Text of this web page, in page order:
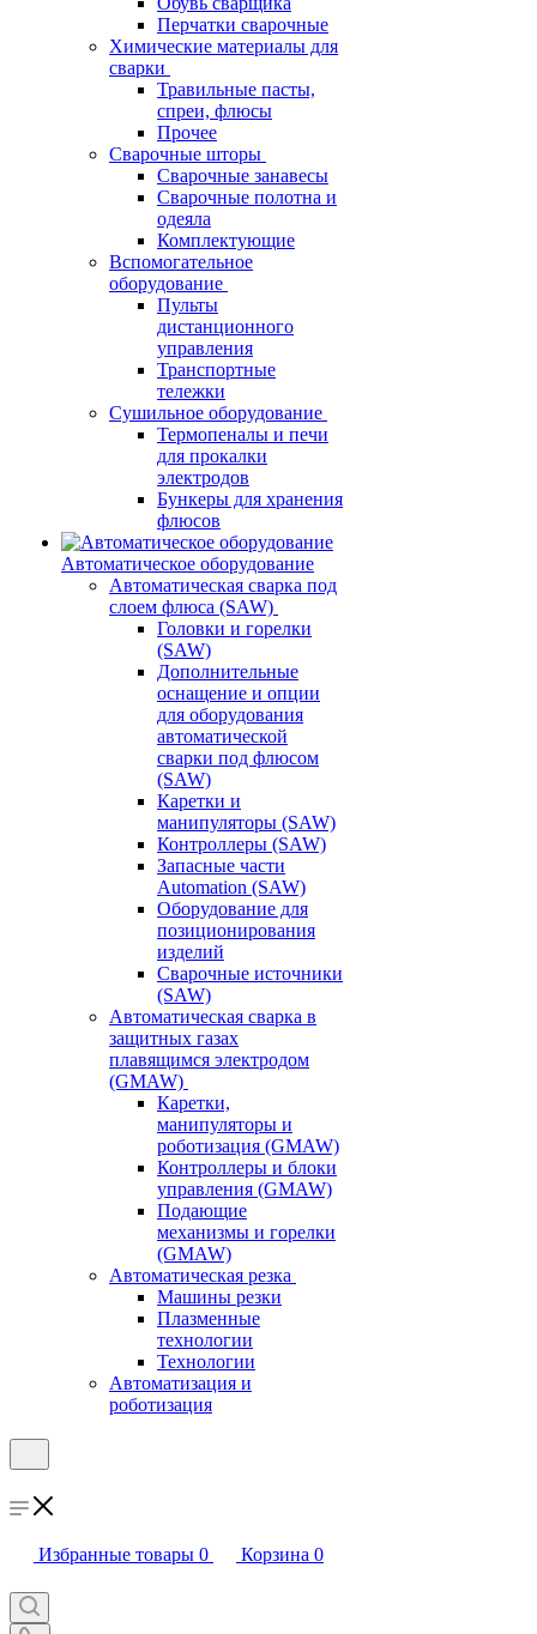
Перчатки сварочные
Химические материалы для
сварки
Травильные пасты,
спреи, флюсы
Прочее
Сварочные шторы
Сварочные занавесы
Сварочные полотна и
одеяла
Комплектующие
Вспомогательное
оборудование
Пульты
дистанционного
управления
Транспортные
тележки
Сушильное оборудование
Термопеналы и печи
для прокалки
электродов
Бункеры для хранения
флюсов
Автоматическое оборудование
Автоматическая сварка под
слоем флюса (SAW)
Головки и горелки
(SAW)
Дополнительные
оснащение и опции
для оборудования
автоматической
сварки под флюсом
(SAW)
Каретки и
манипуляторы (SAW)
Контроллеры (SAW)
Запасные части
Automation (SAW)
Оборудование для
позиционирования
изделий
Сварочные источники
(SAW)
Автоматическая сварка в
защитных газах
плавящимся электродом
(GMAW)
Каретки,
манипуляторы и
роботизация (GMAW)
Контроллеры и блоки
управления (GMAW)
Подающие
механизмы и горелки
(GMAW)
Автоматическая резка
Машины резки
Плазменные
технологии
Технологии
Автоматизация и
роботизация
Избранные товары 0 Корзина 0